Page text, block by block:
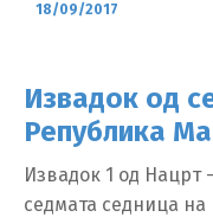
18/09/2017
Извадок од
Република
Извадок 1 од Нацрт
седмата седница